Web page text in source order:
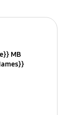
MB